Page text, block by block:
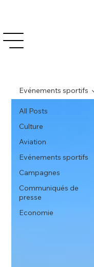
All Posts
Culture
Aviation
Evénements sportifs
Campagnes
Communiqués de
presse
Economie
Evénements sportifs